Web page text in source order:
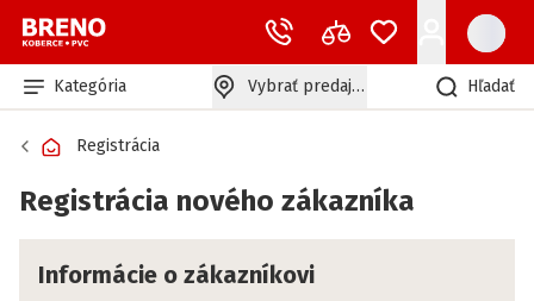
Kategória Vybrať predajňu Hľadať
Registrácia
Registrácia nového zákazníka
Informácie o zákazníkovi